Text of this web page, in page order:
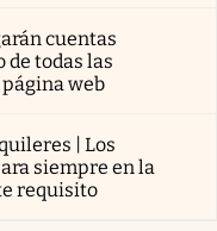
cuentas
de todas las
web
| Los
siempre en la
requisito